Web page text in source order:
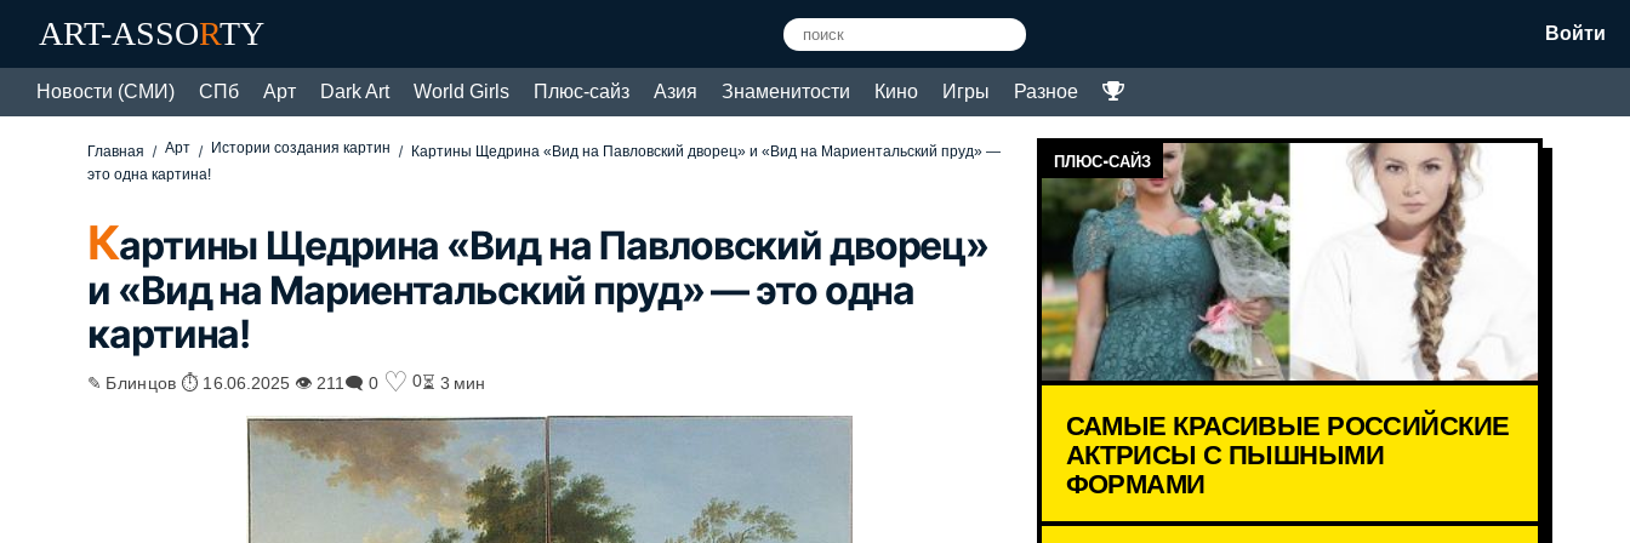
ART-ASSORTY Войти
Новости (СМИ) СПб Арт Dark Art World Girls Плюс-сайз Азия Знаменитости Кино Игры Разное
Главная Арт Истории создания картин
Картины Щедрина «Вид на Павловский дворец» и «Вид на Мариентальский пруд» —
это одна картина!
Картины Щедрина «Вид на Павловский дворец»
и «Вид на Мариентальский пруд» — это одна
картина!
✎ Блинцов ⏱ 16.06.2025 👁 211 🗨 0 ♡ 0⏳ 3 мин
ПЛЮС-САЙЗ
САМЫЕ КРАСИВЫЕ РОССИЙСКИЕ
АКТРИСЫ С ПЫШНЫМИ
ФОРМАМИ